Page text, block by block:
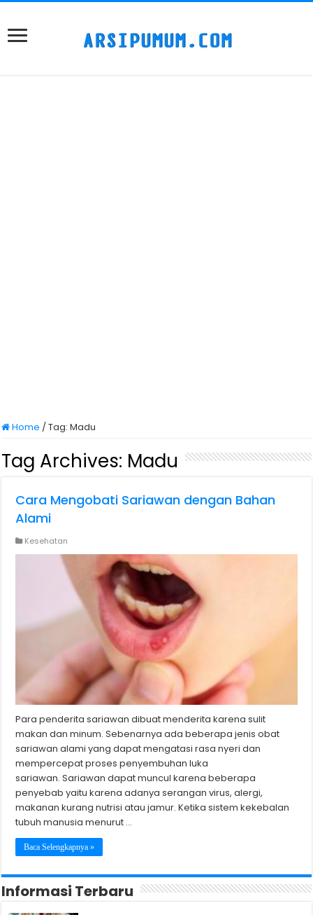
Home /Tag:Madu
Tag Archives: Madu
Cara Mengobati Sariawan dengan Bahan
Alami
Kesehatan
Para penderita sariawan dibuat menderita karena sulit
makan dan minum. Sebenarnya ada beberapa jenis obat
sariawan alami yang dapat mengatasi rasa nyeri dan
mempercepat proses penyembuhan luka
sariawan. Sariawan dapat muncul karena beberapa
penyebab yaitu karena adanya serangan virus, alergi,
makanan kurang nutrisi atau jamur. Ketika sistem kekebalan
tubuh manusia menurut …
Baca Selengkapnya »
Informasi Terbaru